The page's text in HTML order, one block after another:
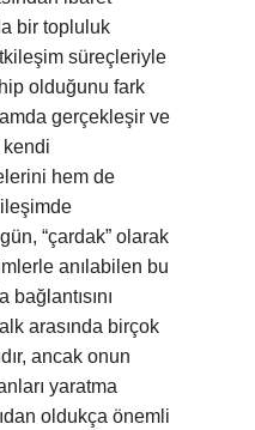
bir topluluk
süreçleriyle
olduğunu fark
gerçekleşir ve
kendi
hem de
“çardak” olarak
anılabilen bu
bağlantısını
arasında birçok
ancak onun
yaratma
oldukça önemli